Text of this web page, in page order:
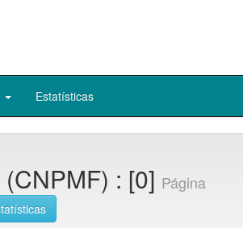
Estatísticas
: [0] Página